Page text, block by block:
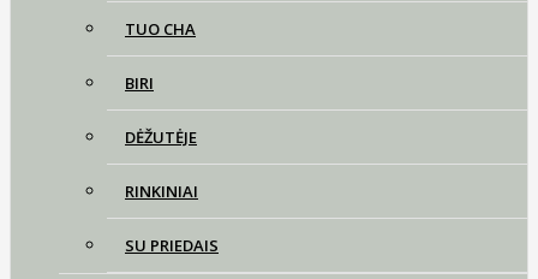
TUO CHA
BIRI
DĖŽUTĖJE
RINKINIAI
SU PRIEDAIS